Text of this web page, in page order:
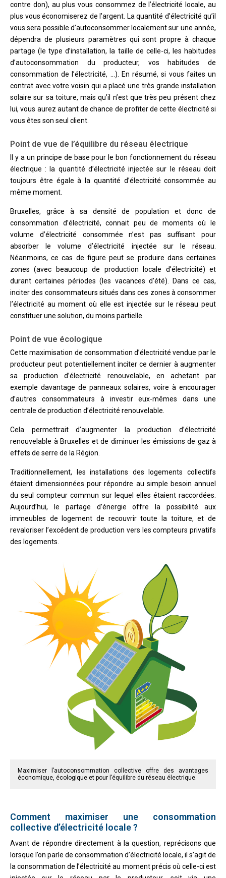
contre don), au plus vous consommez de l’électricité locale, au
plus vous économiserez de l’argent. La quantité d’électricité qu’il
vous sera possible d’autoconsommer localement sur une année,
dépendra de plusieurs paramètres qui sont propre à chaque
partage (le type d’installation, la taille de celle-ci, les habitudes
d’autoconsommation du producteur, vos habitudes de
consommation de l’électricité, …). En résumé, si vous faites un
contrat avec votre voisin qui a placé une très grande installation
solaire sur sa toiture, mais qu’il n’est que très peu présent chez
lui, vous aurez autant de chance de profiter de cette électricité si
vous êtes son seul client.
Point de vue de l’équilibre du réseau électrique
Il y a un principe de base pour le bon fonctionnement du réseau
électrique : la quantité d’électricité injectée sur le réseau doit
toujours être égale à la quantité d’électricité consommée au
même moment.
Bruxelles, grâce à sa densité de population et donc de
consommation d’électricité, connait peu de moments où le
volume d’électricité consommée n’est pas suffisant pour
absorber le volume d’électricité injectée sur le réseau.
Néanmoins, ce cas de figure peut se produire dans certaines
zones (avec beaucoup de production locale d’électricité) et
durant certaines périodes (les vacances d’été). Dans ce cas,
inciter des consommateurs situés dans ces zones à consommer
l’électricité au moment où elle est injectée sur le réseau peut
constituer une solution, du moins partielle.
Point de vue écologique
Cette maximisation de consommation d’électricité vendue par le
producteur peut potentiellement inciter ce dernier à augmenter
sa production d’électricité renouvelable, en achetant par
exemple davantage de panneaux solaires, voire à encourager
d’autres consommateurs à investir eux-mêmes dans une
centrale de production d’électricité renouvelable.
Cela permettrait d’augmenter la production d’électricité
renouvelable à Bruxelles et de diminuer les émissions de gaz à
effets de serre de la Région.
Traditionnellement, les installations des logements collectifs
étaient dimensionnées pour répondre au simple besoin annuel
du seul compteur commun sur lequel elles étaient raccordées.
Aujourd’hui, le partage d’énergie offre la possibilité aux
immeubles de logement de recouvrir toute la toiture, et de
revaloriser l’excédent de production vers les compteurs privatifs
des logements.
Maximiser l’autoconsommation collective offre des avantages
économique, écologique et pour l’équilibre du réseau électrique.
Comment maximiser une consommation
collective d’électricité locale ?
Avant de répondre directement à la question, reprécisons que
lorsque l’on parle de consommation d’électricité locale, il s’agit de
la consommation de l’électricité au moment précis où celle-ci est